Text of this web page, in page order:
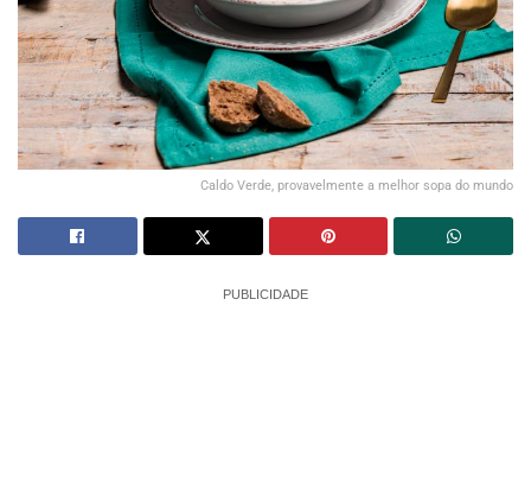
Caldo Verde, provavelmente a melhor sopa do mundo
PUBLICIDADE